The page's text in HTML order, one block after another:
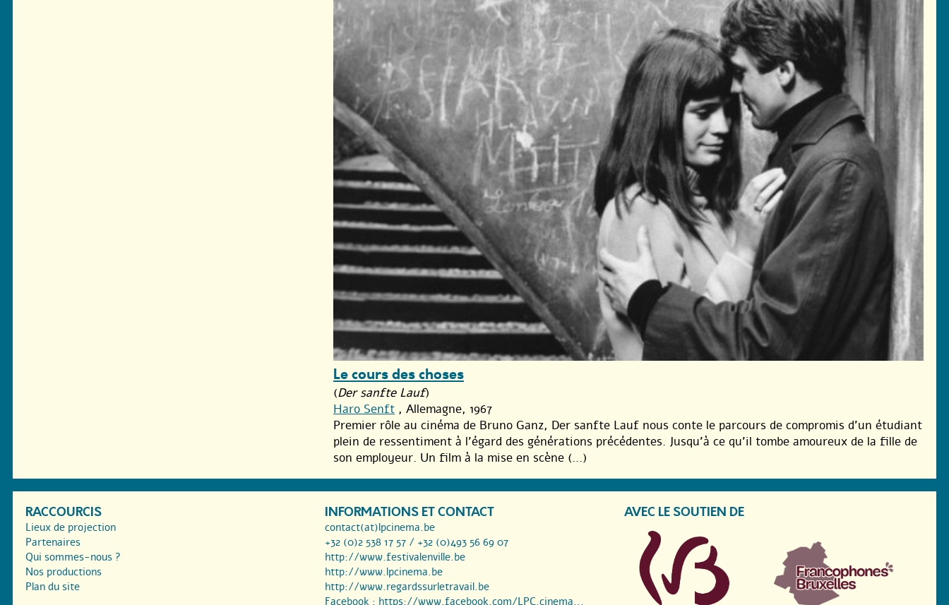
Le cours des choses
(Der sanfte Lauf)
Haro Senft , Allemagne, 1967
Premier rôle au cinéma de Bruno Ganz, Der sanfte Lauf nous conte le parcours de compromis d’un étudiant
plein de ressentiment à l’égard des générations précédentes. Jusqu’à ce qu’il tombe amoureux de la fille de
son employeur. Un film à la mise en scène (...)
RACCOURCIS
Lieux de projection
Partenaires
Qui sommes-nous ?
Nos productions
Plan du site
INFORMATIONS ET CONTACT
contact(at)lpcinema.be
+32 (0)2 538 17 57 / +32 (0)493 56 69 07
http://www.festivalenville.be
http://www.lpcinema.be
http://www.regardssurletravail.be
Facebook : https://www.facebook.com/LPC.cinema...
AVEC LE SOUTIEN DE